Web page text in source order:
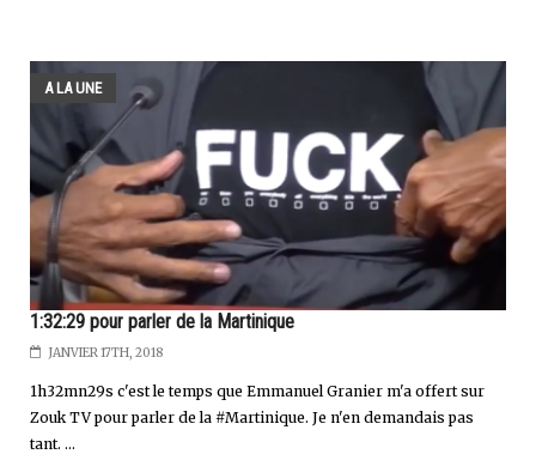
A LA UNE
1:32:29 pour parler de la Martinique
JANVIER 17TH, 2018
1h32mn29s c'est le temps que Emmanuel Granier m'a offert sur
Zouk TV pour parler de la #Martinique. Je n'en demandais pas
tant. ...